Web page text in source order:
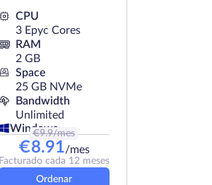
CPU
3 Epyc Cores
RAM
2 GB
Space
25 GB NVMe
Bandwidth
Unlimited
Windows
€9.9/mes
€8.91/mes
Facturado cada 12 meses
Ordenar